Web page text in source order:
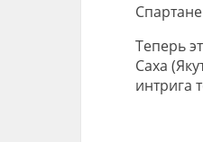
Теперь
Саха
интрига